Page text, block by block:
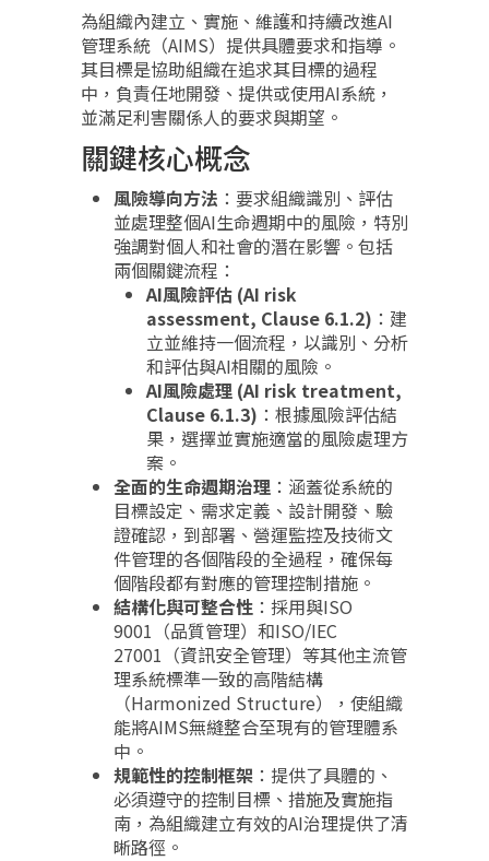
為組織內建立、實施、維護和持續改進AI
管理系統（AIMS）提供具體要求和指導。
其目標是協助組織在追求其目標的過程
中，負責任地開發、提供或使用AI系統，
並滿足利害關係人的要求與期望。
關鍵核心概念
風險導向方法 ：要求組織識別、評估
並處理整個AI生命週期中的風險，特別
強調對個人和社會的潛在影響。包括
兩個關鍵流程：
AI風險評估 (AI risk
assessment, Clause 6.1.2) ：建
立並維持一個流程，以識別、分析
和評估與AI相關的風險。
AI風險處理 (AI risk treatment,
Clause 6.1.3) ：根據風險評估結
果，選擇並實施適當的風險處理方
案。
全面的生命週期治理 ：涵蓋從系統的
目標設定、需求定義、設計開發、驗
證確認，到部署、營運監控及技術文
件管理的各個階段的全過程，確保每
個階段都有對應的管理控制措施。
結構化與可整合性 ：採用與ISO
9001（品質管理）和ISO/IEC
27001（資訊安全管理）等其他主流管
理系統標準一致的高階結構
（Harmonized Structure），使組織
能將AIMS無縫整合至現有的管理體系
中。
規範性的控制框架 ：提供了具體的、
必須遵守的控制目標、措施及實施指
南，為組織建立有效的AI治理提供了清
晰路徑。